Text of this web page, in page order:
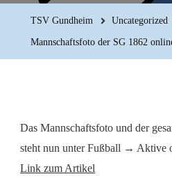
TSV Gundheim Uncategorized
Mannschaftsfoto der SG 1862
Das Mannschaftsfoto und der
steht nun unter Fußball → Aktive
Link zum Artikel